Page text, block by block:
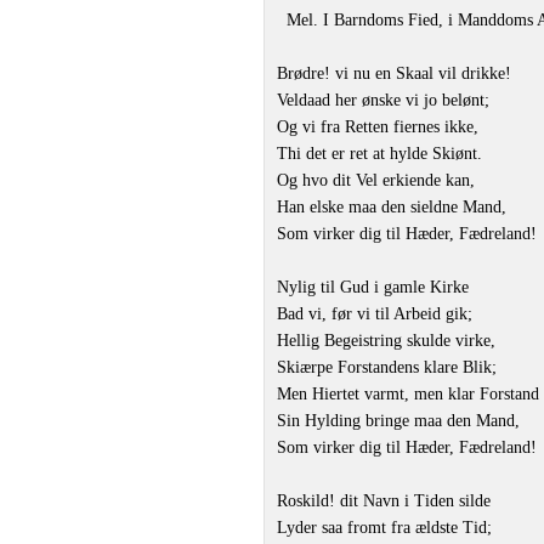
Mel. I Barndoms Fied, i Manddoms
Brødre! vi nu en Skaal vil drikke!
Veldaad her ønske vi jo belønt;
Og vi fra Retten fiernes ikke,
Thi det er ret at hylde Skiønt.
Og hvo dit Vel erkiende kan,
Han elske maa den sieldne Mand,
Som virker dig til Hæder, Fædreland!
Nylig til Gud i gamle Kirke
Bad vi, før vi til Arbeid gik;
Hellig Begeistring skulde virke,
Skiærpe Forstandens klare Blik;
Men Hiertet varmt, men klar Forstand
Sin Hylding bringe maa den Mand,
Som virker dig til Hæder, Fædreland!
Roskild! dit Navn i Tiden silde
Lyder saa fromt fra ældste Tid;